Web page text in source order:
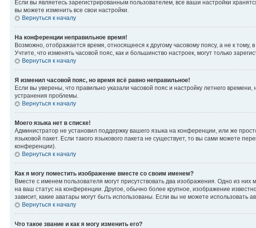
Если вы являетесь зарегистрированным пользователем, все ваши настройки
вы можете изменить все свои настройки.
Вернуться к началу
На конференции неправильное время!
Возможно, отображается время, относящееся к другому часовому поясу, а не к
Учтите, что изменять часовой пояс, как и большинство настроек, могут только
Вернуться к началу
Я изменил часовой пояс, но время всё равно неправильное!
Если вы уверены, что правильно указали часовой пояс и настройку летнего
устранения проблемы.
Вернуться к началу
Моего языка нет в списке!
Администратор не установил поддержку вашего языка на конференции, или же
языковой пакет. Если такого языкового пакета не существует, то вы сами можете
конференции).
Вернуться к началу
Как я могу поместить изображение вместе со своим именем?
Вместе с именем пользователя могут присутствовать два изображения. Одно из
на ваш статус на конференции. Другое, обычно более крупное, изображение
зависит, какие аватары могут быть использованы. Если вы не можете
Вернуться к началу
Что такое звание и как я могу изменить его?